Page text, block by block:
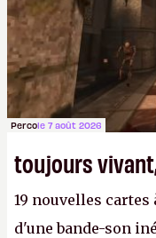
Percole 7 août 2026
toujours
19 nouvelles cartes
d'une bande-son